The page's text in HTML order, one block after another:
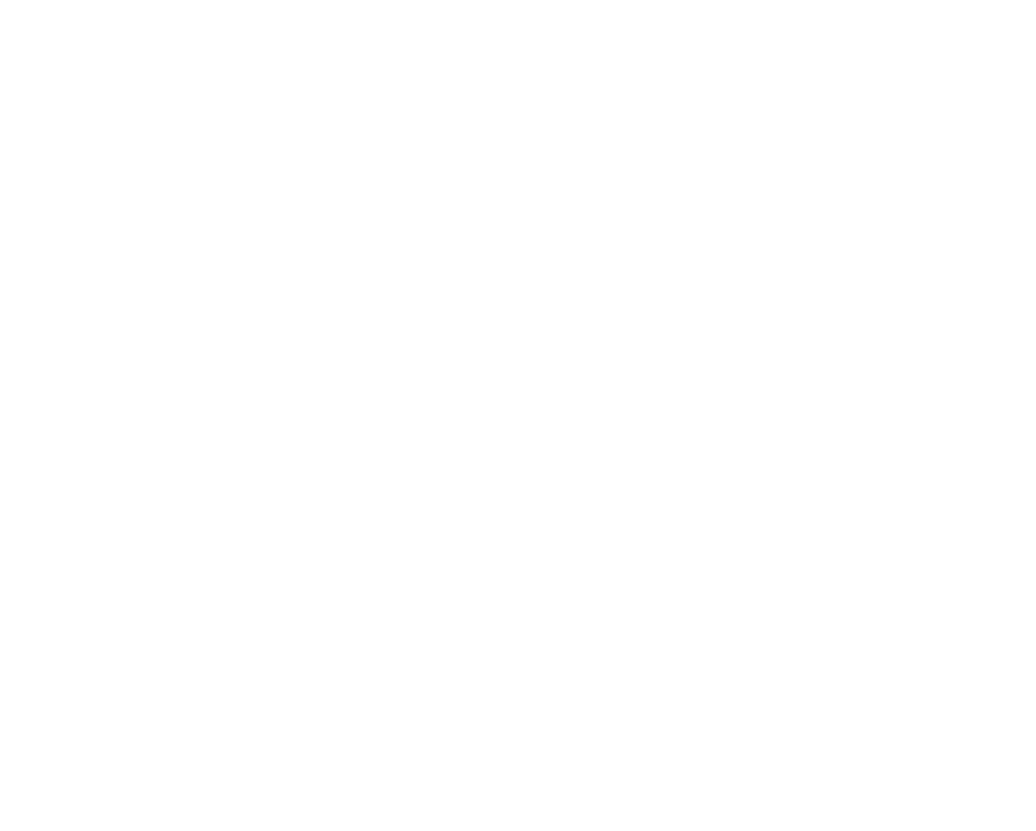
família com nova regras do registo, alerta associação
níveis elevados de Lp(a), revela estudo
efetivos e representam um investimento sustentável para os sistemas de saúde”
triplo negativo metastático em doentes não elegíveis para inibidores PD-(L)1
ajudar a controlar a hipertensão
aos médicos